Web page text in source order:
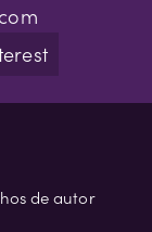
de autor